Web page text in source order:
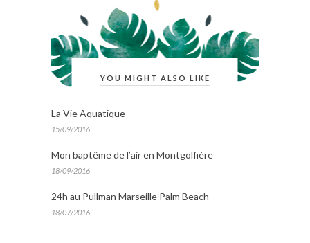
YOU MIGHT ALSO LIKE
La Vie Aquatique
15/09/2016
Mon baptême de l’air en Montgolfière
18/09/2016
24h au Pullman Marseille Palm Beach
18/07/2016